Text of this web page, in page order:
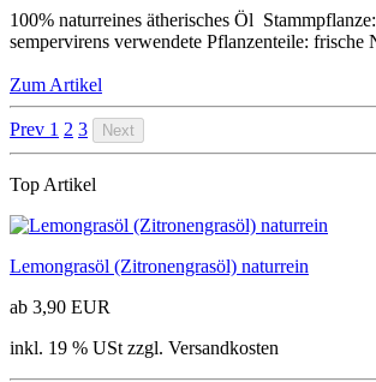
100% naturreines ätherisches Öl
sempervirens verwendete Pflanzenteile: frische
Zum Artikel
Prev 1 2 3 Next
Top Artikel
Lemongrasöl (Zitronengrasöl) naturrein
ab 3,90 EUR
inkl. 19 % USt zzgl. Versandkosten